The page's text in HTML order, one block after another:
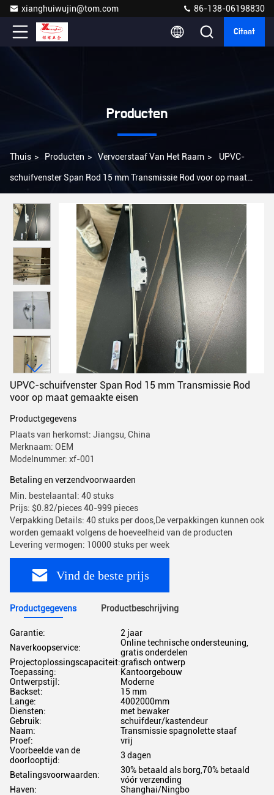
xianghuiwujin@tom.com 86-138-06198830
Citaat
Producten
Thuis > Producten > Vervoerstaaf Van Het Raam > UPVC-
schuifvenster Span Rod 15 mm Transmissie Rod voor op maat
UPVC-schuifvenster Span Rod 15 mm Transmissie Rod
voor op maat gemaakte eisen
Productgegevens
Plaats van herkomst: Jiangsu, China
Merknaam: OEM
Modelnummer: xf-001
Betaling en verzendvoorwaarden
Min. bestelaantal: 40 stuks
Prijs: $0.82/pieces 40-999 pieces
Verpakking Details: 40 stuks per doos,De verpakkingen kunnen ook
worden gemaakt volgens de hoeveelheid van de producten
Levering vermogen: 10000 stuks per week
Vind de beste prijs
Productgegevens Productbeschrijving
Garantie:
2 jaar
Naverkoopservice:
Online technische ondersteuning,
gratis onderdelen
Projectoplossingscapaciteit:grafisch ontwerp
Toepassing:
Kantoorgebouw
Ontwerpstijl:
Moderne
Backset:
15 mm
Lange:
4002000mm
Diensten:
met bewaker
Gebruik:
schuifdeur/kastendeur
Naam:
Transmissie spagnolette staaf
Proef:
vrij
Voorbeelde van de
doorlooptijd:
3 dagen
Betalingsvoorwaarden:
30% betaald als borg,70% betaald
vóór verzending
Haven:
Shanghai/Ningbo